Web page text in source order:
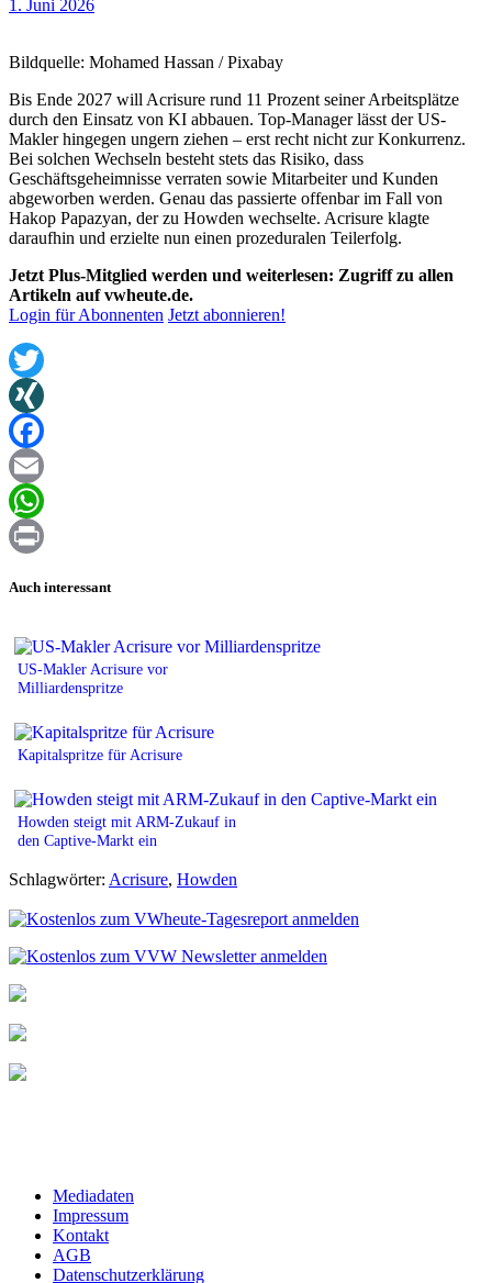
1. Juni 2026
Bildquelle: Mohamed Hassan / Pixabay
Bis Ende 2027 will Acrisure rund 11 Prozent seiner Arbeitsplätze
durch den Einsatz von KI abbauen. Top-Manager lässt der US-
Makler hingegen ungern ziehen – erst recht nicht zur Konkurrenz.
Bei solchen Wechseln besteht stets das Risiko, dass
Geschäftsgeheimnisse verraten sowie Mitarbeiter und Kunden
abgeworben werden. Genau das passierte offenbar im Fall von
Hakop Papazyan, der zu Howden wechselte. Acrisure klagte
daraufhin und erzielte nun einen prozeduralen Teilerfolg.
Jetzt Plus-Mitglied werden und weiterlesen: Zugriff zu allen
Artikeln auf vwheute.de.
Login für Abonnenten Jetzt abonnieren!
Twitter
XING
Facebook
Email
WhatsApp
Auch interessant
US-Makler Acrisure vor
Milliardenspritze
Kapitalspritze für Acrisure
Howden steigt mit ARM-Zukauf in
den Captive-Markt ein
Schlagwörter: Acrisure, Howden
Mediadaten
Impressum
Kontakt
AGB
Datenschutzerklärung